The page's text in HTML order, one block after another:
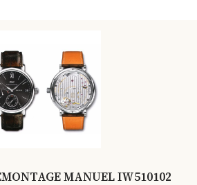
MANUEL IW510102